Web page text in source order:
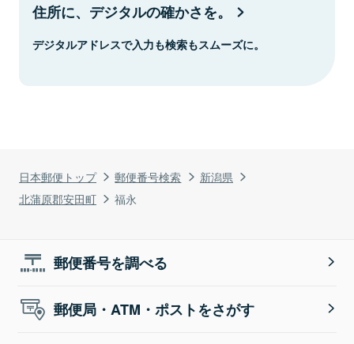
日本郵便トップ 郵便番号検索
新潟県
北蒲原郡安田町
福永
住所に、デジタルの確かさを。
デジタルアドレスで入力も検索もスムーズに。
郵便番号を調べる
郵便局・ATM・ポストをさがす